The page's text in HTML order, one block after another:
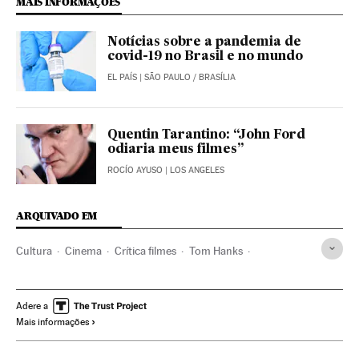
Notícias sobre a pandemia de
covid-19 no Brasil e no mundo
EL PAÍS | SÃO PAULO / BRASÍLIA
Quentin Tarantino: “John Ford
odiaria meus filmes”
ROCÍO AYUSO | LOS ANGELES
ARQUIVADO EM
Cultura Cinema Crítica filmes Tom Hanks
Cinema dos Estados Unidos
Diretores cinema
Adere a
Mais informações